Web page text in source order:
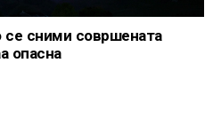
се сними совршената
опасна